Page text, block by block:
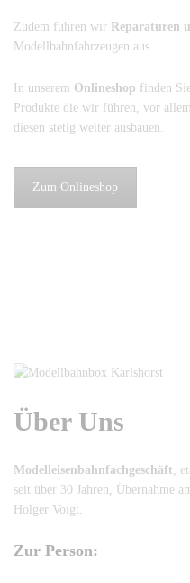
Zudem führen wir Reparaturen
Modellbahnfahrzeugen aus.
In unserem Onlineshop finden
Produkte die wir führen, vor
diesen stetig weiter ausbauen.
Zum Onlineshop
Über Uns
Modelleisenbahnfachgeschäft ,
seit über 30 Jahren, Übernahme
Holger Voigt.
Zur Person: